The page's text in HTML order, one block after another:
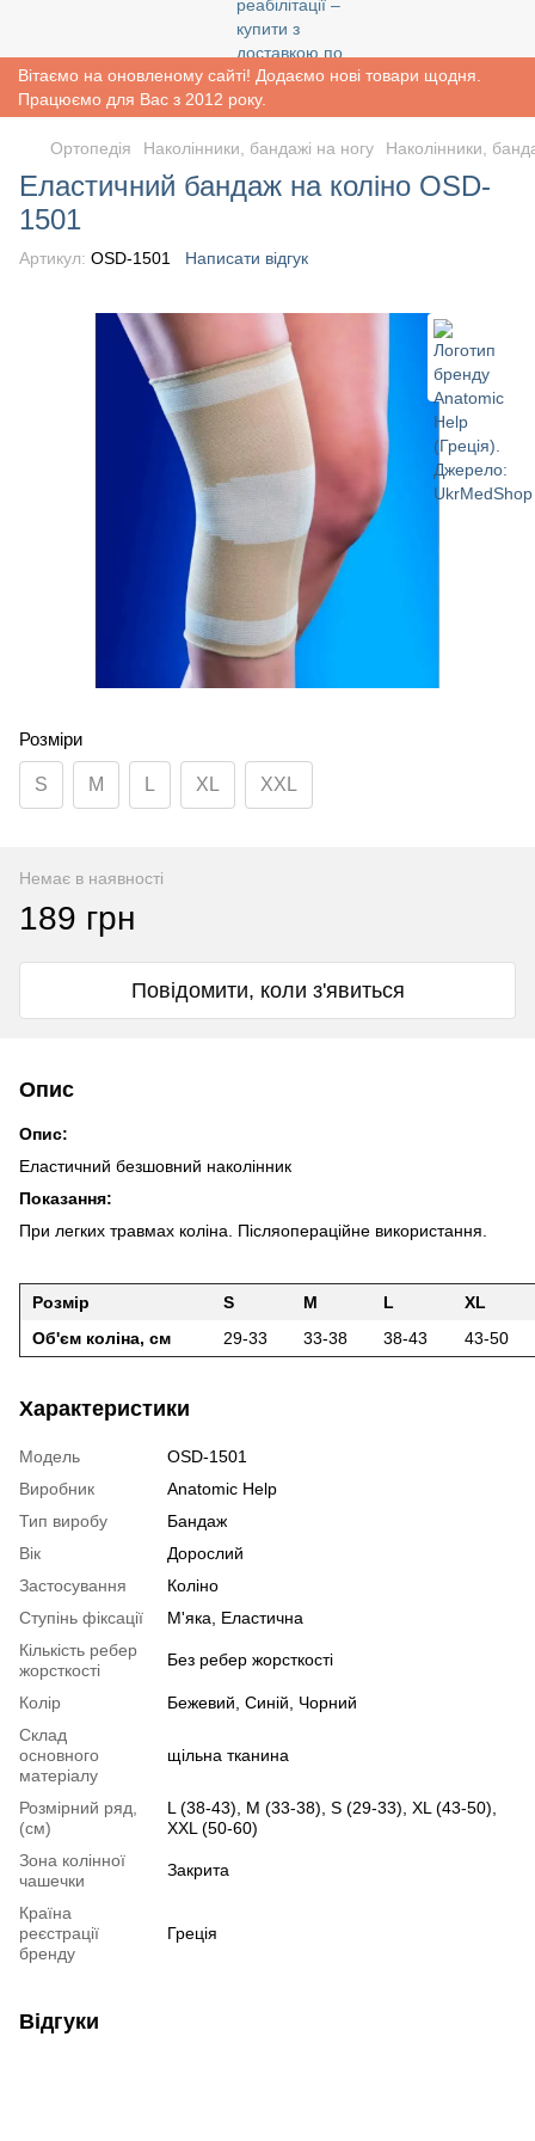
Вітаємо на оновленому сайті! Додаємо нові товари щодня.
Працюємо для Вас з 2012 року.
Ортопедія Наколінники, бандажі на ногу Наколінники,
Еластичний бандаж на коліно OSD-
1501
Артикул: OSD-1501 Написати відгук
Розміри
S M L XL XXL
Немає в наявності
189 грн
Повідомити, коли з'явиться
Опис
Опис:
Еластичний безшовний наколінник
Показання:
При легких травмах коліна. Післяопераційне використання.
Розмір S M L
XL
Об'єм коліна, см 29-33 33-38 38-43 43-50
Характеристики
Модель
OSD-1501
Виробник
Anatomic Help
Тип виробу
Бандаж
Вік
Дорослий
Застосування
Коліно
Ступінь фіксації
М'яка, Еластична
Кількість ребер
жорсткості
Без ребер жорсткості
Колір
Бежевий, Синій, Чорний
Склад
основного
матеріалу
щільна тканина
Розмірний ряд,
(см)
L (38-43), M (33-38), S (29-33), XL (43-50),
XXL (50-60)
Зона колінної
чашечки
Закрита
Країна
реєстрації
бренду
Греція
Відгуки